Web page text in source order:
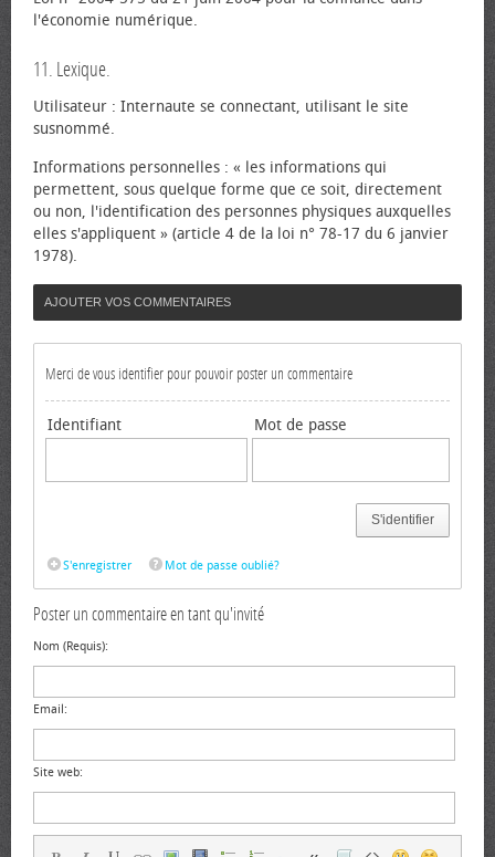
l'économie numérique.
11. Lexique.
Utilisateur : Internaute se connectant, utilisant le site
susnommé.
Informations personnelles : « les informations qui
permettent, sous quelque forme que ce soit, directement
ou non, l'identification des personnes physiques auxquelles
elles s'appliquent » (article 4 de la loi n° 78-17 du 6 janvier
1978).
AJOUTER VOS COMMENTAIRES
Merci de vous identifier pour pouvoir poster un commentaire
Identifiant Mot de passe
S'identifier
S'enregistrer Mot de passe oublié?
Poster un commentaire en tant qu'invité
Nom (Requis):
Email:
Site web: